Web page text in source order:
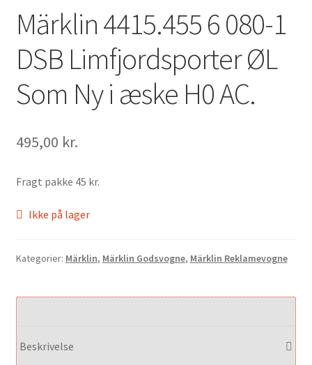
Märklin 4415.455 6 080-1
DSB Limfjordsporter ØL
Som Ny i æske H0 AC.
495,00 kr.
Fragt pakke 45 kr.
Ikke på lager
Kategorier: Märklin, Märklin Godsvogne, Märklin Reklamevogne
Beskrivelse